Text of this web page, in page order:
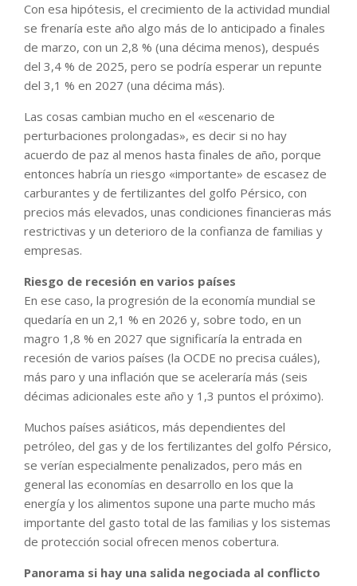
Con esa hipótesis, el crecimiento de la actividad mundial
se frenaría este año algo más de lo anticipado a finales
de marzo, con un 2,8 % (una décima menos), después
del 3,4 % de 2025, pero se podría esperar un repunte
del 3,1 % en 2027 (una décima más).
Las cosas cambian mucho en el «escenario de
perturbaciones prolongadas», es decir si no hay
acuerdo de paz al menos hasta finales de año, porque
entonces habría un riesgo «importante» de escasez de
carburantes y de fertilizantes del golfo Pérsico, con
precios más elevados, unas condiciones financieras más
restrictivas y un deterioro de la confianza de familias y
empresas.
Riesgo de recesión en varios países
En ese caso, la progresión de la economía mundial se
quedaría en un 2,1 % en 2026 y, sobre todo, en un
magro 1,8 % en 2027 que significaría la entrada en
recesión de varios países (la OCDE no precisa cuáles),
más paro y una inflación que se aceleraría más (seis
décimas adicionales este año y 1,3 puntos el próximo).
Muchos países asiáticos, más dependientes del
petróleo, del gas y de los fertilizantes del golfo Pérsico,
se verían especialmente penalizados, pero más en
general las economías en desarrollo en los que la
energía y los alimentos supone una parte mucho más
importante del gasto total de las familias y los sistemas
de protección social ofrecen menos cobertura.
Panorama si hay una salida negociada al conflicto